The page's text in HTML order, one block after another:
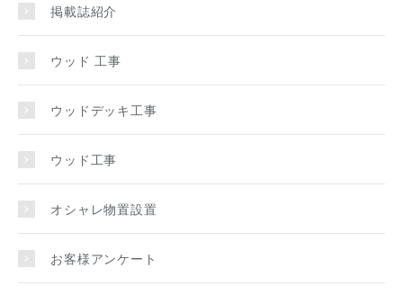
掲載誌紹介
ウッド 工事
ウッドデッキ工事
ウッド工事
オシャレ物置設置
お客様アンケート